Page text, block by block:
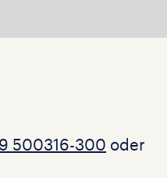
500316-300 oder